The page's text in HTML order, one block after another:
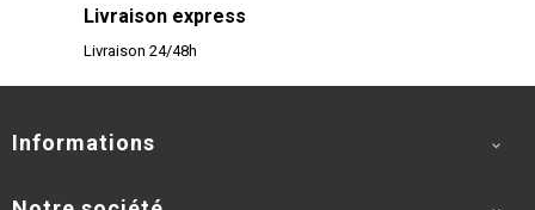
Livraison express
Livraison 24/48h
Informations 